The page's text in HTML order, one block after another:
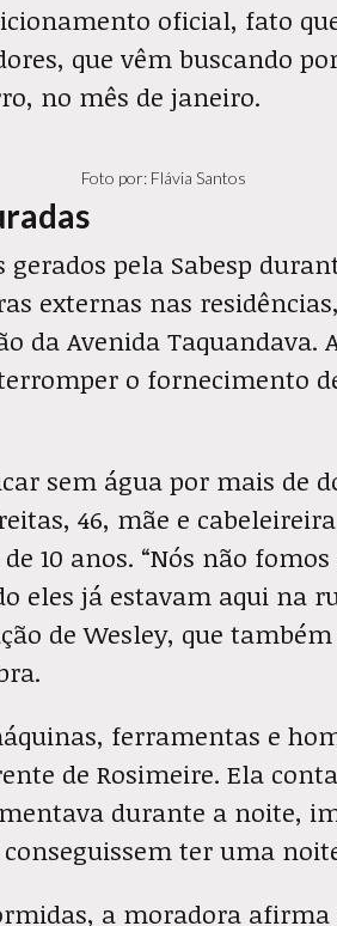
oficial, fato
que vêm buscando
no mês de janeiro.
Foto por: Flávia Santos
pela Sabesp
externas nas
da Avenida Taquandava.
o fornecimento
sem água por mais de
46, mãe e
10 anos. “Nós não
eles já estavam aqui na
de Wesley, que
ferramentas e
de Rosimeire. Ela
durante a noite,
ter uma
a moradora afirma